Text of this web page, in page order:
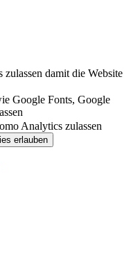
damit die Website
Google Fonts, Google
Analytics zulassen